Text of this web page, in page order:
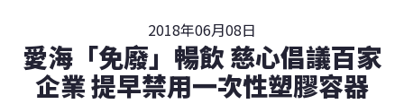
2018年06月08日
愛海「免廢」暢飲 慈心倡議百家
企業 提早禁用一次性塑膠容器